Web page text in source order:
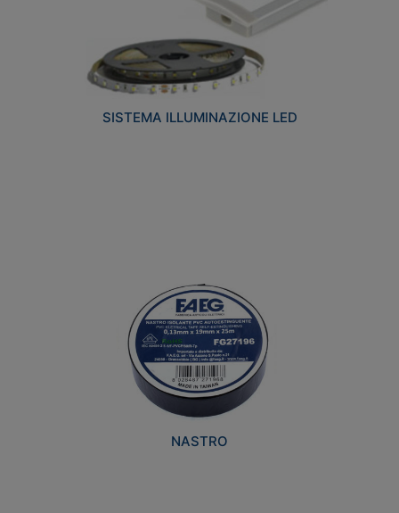
SISTEMA ILLUMINAZIONE LED
NASTRO